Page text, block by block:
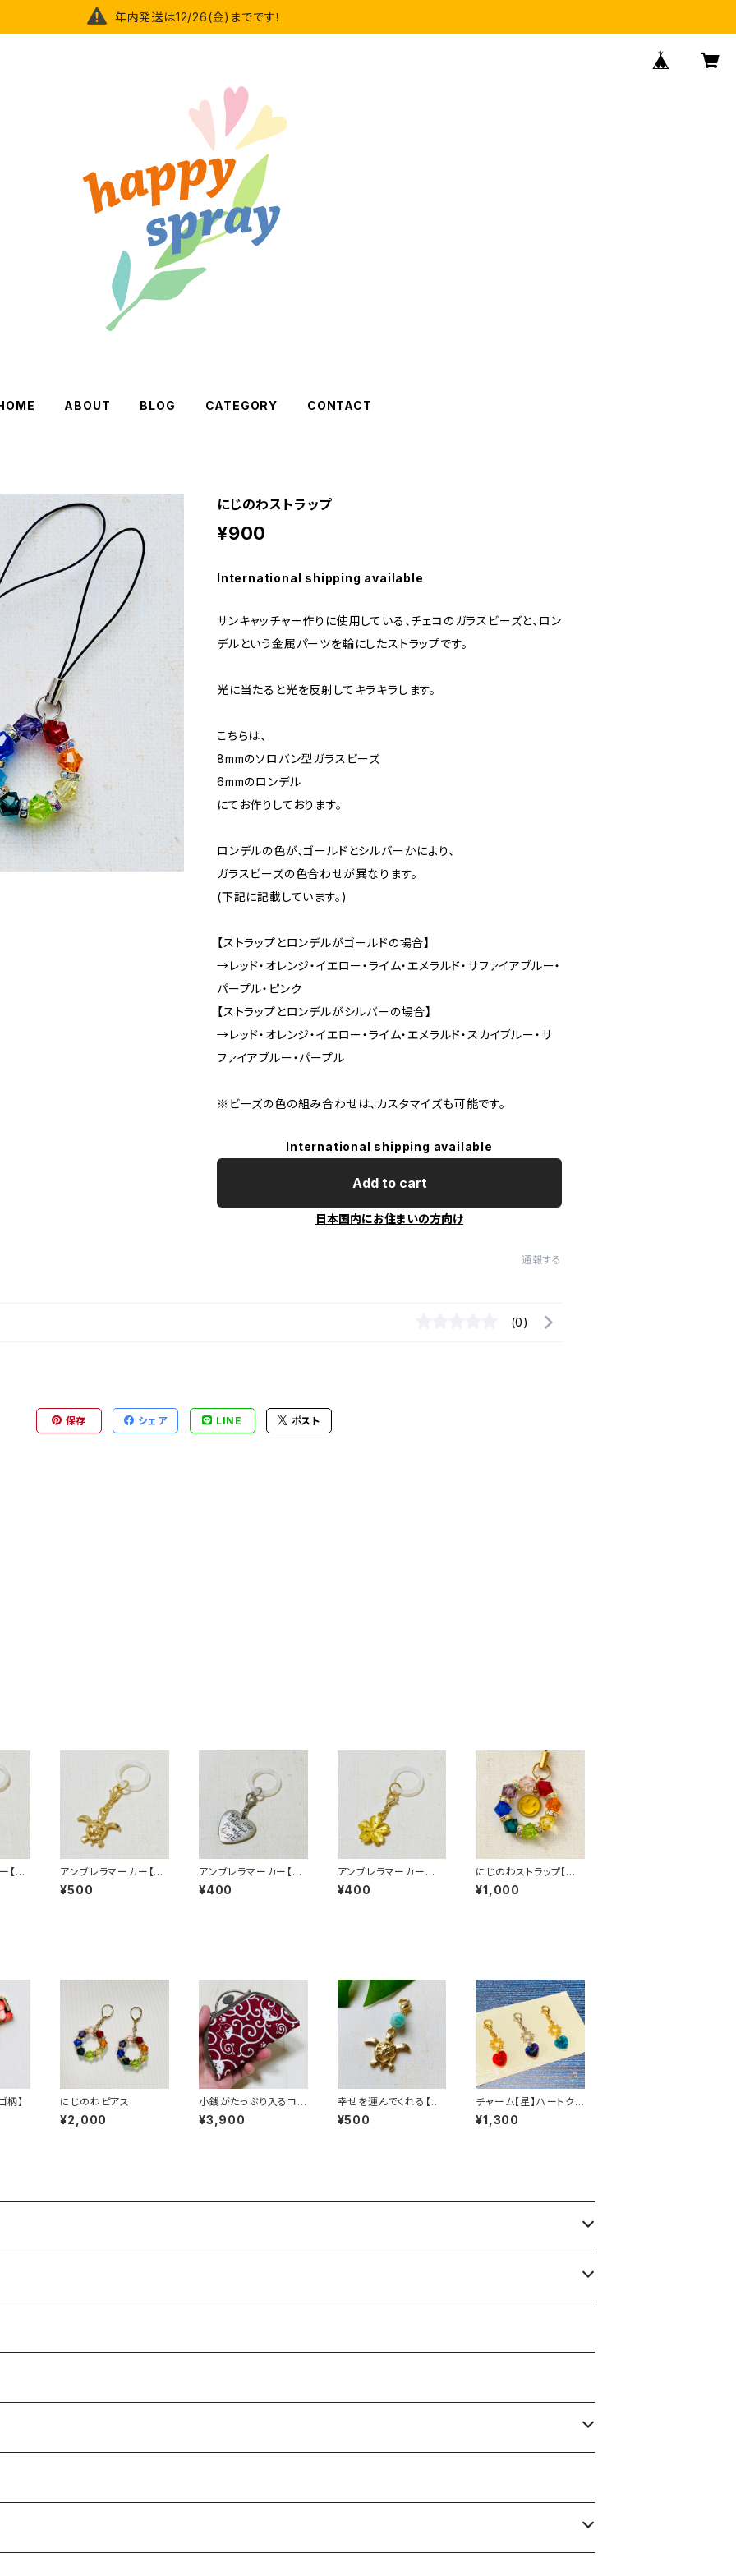
年内発送は12/26(金)までです！
ABOUT BLOG CATEGORY CONTACT
にじのわストラップ
¥900
International shipping available
サンキャッチャー作りに使用している、チェコのガラスビーズと、ロン
デルという金属パーツを輪にしたストラップです。
光に当たると光を反射してキラキラします。
こちらは、
8mmのソロバン型ガラスビーズ
6mmのロンデル
にてお作りしております。
ロンデルの色が、ゴールドとシルバーかにより、
ガラスビーズの色合わせが異なります。
(下記に記載しています。)
【ストラップとロンデルがゴールドの場合】
→レッド・オレンジ・イエロー・ライム・エメラルド・サファイアブルー・
パープル・ピンク
【ストラップとロンデルがシルバーの場合】
→レッド・オレンジ・イエロー・ライム・エメラルド・スカイブルー・サ
ファイアブルー・パープル
※ビーズの色の組み合わせは、カスタマイズも可能です。
International shipping available
Add to cart
日本国内にお住まいの方向け
通報する
(0)
保存 シェア LINE ポスト
【パ
アンブレラマーカー【ホ
ヌ】
¥500
アンブレラマーカー【ハ
ート】
¥400
アンブレラマーカー
【桜】
¥400
にじのわストラップ【ス
マイルチャーム付き】
¥1,000
柄】 にじのわピアス
¥2,000
小銭がたっぷり入るコイ
ンケース／唐草猫柄・赤
¥3,900
幸せを運んでくれる【ホ
ヌ】のマスクチャーム
¥500
チャーム【星】ハートクリ
スタル(小)
¥1,300